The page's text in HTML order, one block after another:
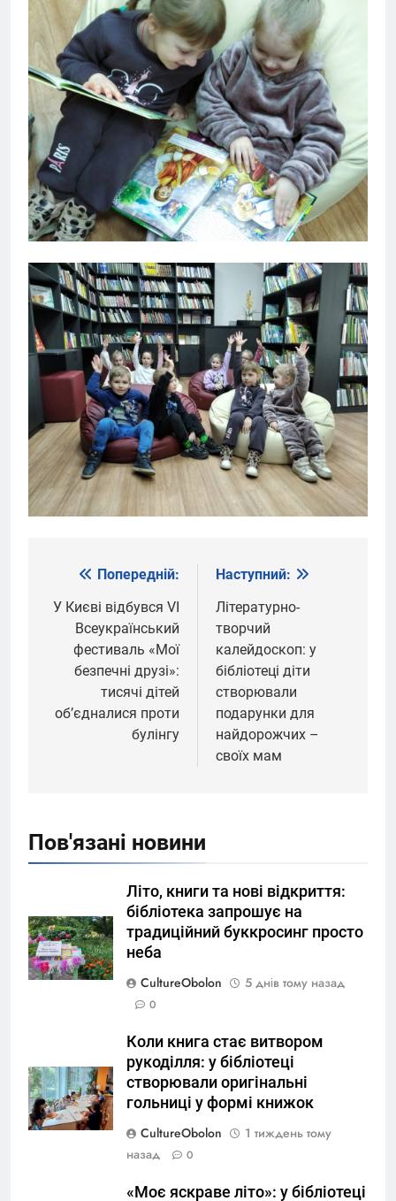
Навігація
записів
Попередній:
У Києві відбувся VI
Всеукраїнський
фестиваль «Мої
безпечні друзі»:
тисячі дітей
об’єдналися проти
булінгу
Наступний:
Літературно-
творчий
калейдоскоп: у
бібліотеці діти
створювали
подарунки для
найдорожчих –
своїх мам
Пов'язані новини
Літо, книги та нові відкриття:
бібліотека запрошує на
традиційний буккросинг просто
неба
CultureObolon
5 днів тому назад
0
Коли книга стає витвором
рукоділля: у бібліотеці
створювали оригінальні
гольниці у формі книжок
CultureObolon
1 тиждень тому
назад
0
«Моє яскраве літо»: у бібліотеці